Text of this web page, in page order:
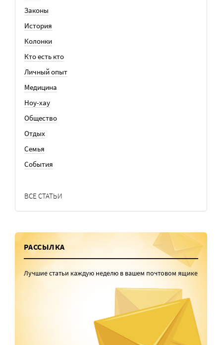
Законы
История
Колонки
Кто есть кто
Личный опыт
Медицина
Ноу-хау
Общество
Отдых
Семья
События
ВСЕ СТАТЬИ
РАССЫЛКА
Лучшие статьи каждую неделю в вашем почтовом ящике